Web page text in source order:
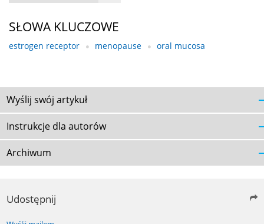
SŁOWA KLUCZOWE
estrogen receptor menopause oral mucosa
Wyślij swój artykuł
Instrukcje dla autorów
Archiwum
Udostępnij